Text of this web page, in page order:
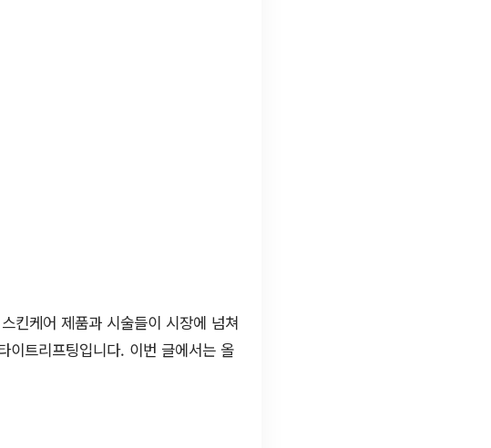
킨케어 제품과 시술들이 시장에 넘쳐
이트리프팅입니다. 이번 글에서는 올